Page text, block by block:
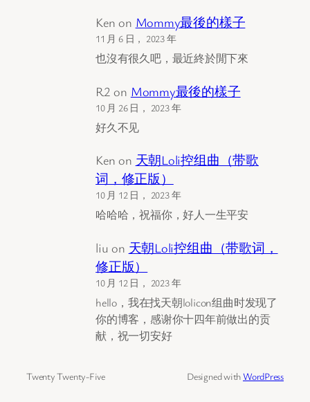
Ken on Mommy最後的樣子
11 月 6 日， 2023 年
也沒有很久吧，最近終於閒下來
R2 on Mommy最後的樣子
10 月 26 日， 2023 年
好久不见
Ken on 天朝Loli控组曲（带歌
词，修正版）
10 月 12 日， 2023 年
哈哈哈，祝福你，好人一生平安
liu on 天朝Loli控组曲（带歌词，
修正版）
10 月 12 日， 2023 年
hello，我在找天朝lolicon组曲时发现了
你的博客，感谢你十四年前做出的贡
献，祝一切安好
Twenty Twenty-Five Designed withWordPress